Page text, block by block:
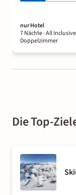
nur Hotel
7 Nächte· All Inclusive
Doppelzimmer
Die Top-